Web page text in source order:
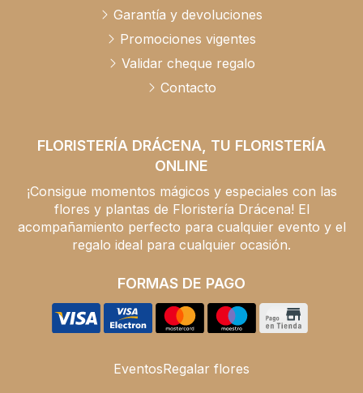
FLORISTERÍA DRÁCENA, TU FLORISTERÍA
ONLINE
¡Consigue momentos mágicos y especiales con las
flores y plantas de Floristería Drácena! El
acompañamiento perfecto para cualquier evento y el
regalo ideal para cualquier ocasión.
FORMAS DE PAGO
Garantía y devoluciones
Promociones vigentes
Validar cheque regalo
Contacto
EventosRegalar flores